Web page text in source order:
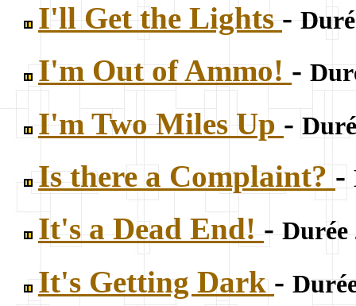
I'll Get the Lights -
I'm Out of Ammo! -
I'm Two Miles Up -
Is there a Complaint? -
It's a Dead End! - Durée
It's Getting Dark -